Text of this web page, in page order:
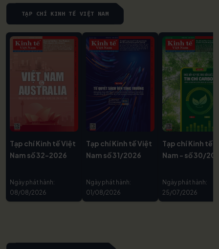
TẠP CHÍ KINH TẾ VIỆT NAM
Tạp chí Kinh tế Việt
Nam số 32-2026
Ngày phát hành:
08/08/2026
Tạp chí Kinh tế Việt
Nam số 31/2026
Ngày phát hành:
01/08/2026
Tạp chí Kinh tế
Nam - số 30/
Ngày phát hành:
25/07/2026